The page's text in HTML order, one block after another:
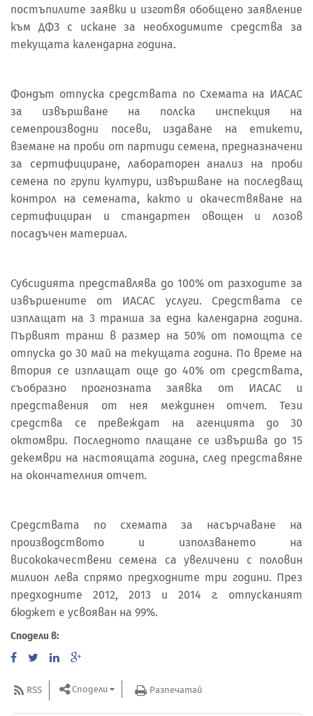
постъпилите заявки и изготвя обобщено заявление
към ДФЗ с искане за необходимите средства за
текущата календарна година.
Фондът отпуска средствата по Схемата на ИАСАС
за извършване на полска инспекция на
семепроизводни посеви, издаване на етикети,
вземане на проби от партиди семена, предназначени
за сертифициране, лабораторен анализ на проби
семена по групи култури, извършване на последващ
контрол на семената, както и окачествяване на
сертифициран и стандартен овощен и лозов
посадъчен материал.
Субсидията представлява до 100% от разходите за
извършените от ИАСАС услуги. Средствата се
изплащат на 3 транша за една календарна година.
Първият транш в размер на 50% от помощта се
отпуска до 30 май на текущата година. По време на
втория се изплащат още до 40% от средствата,
съобразно прогнозната заявка от ИАСАС и
представения от нея междинен отчет. Тези
средства се превеждат на агенцията до 30
октомври. Последното плащане се извършва до 15
декември на настоящата година, след представяне
на окончателния отчет.
Средствата по схемата за насърчаване на
производството и използването на
висококачествени семена са увеличени с половин
милион лева спрямо предходните три години. През
предходните 2012, 2013 и 2014 г. отпусканият
бюджет е усвояван на 99%.
Сподели в:
RSS Сподели Разпечатай